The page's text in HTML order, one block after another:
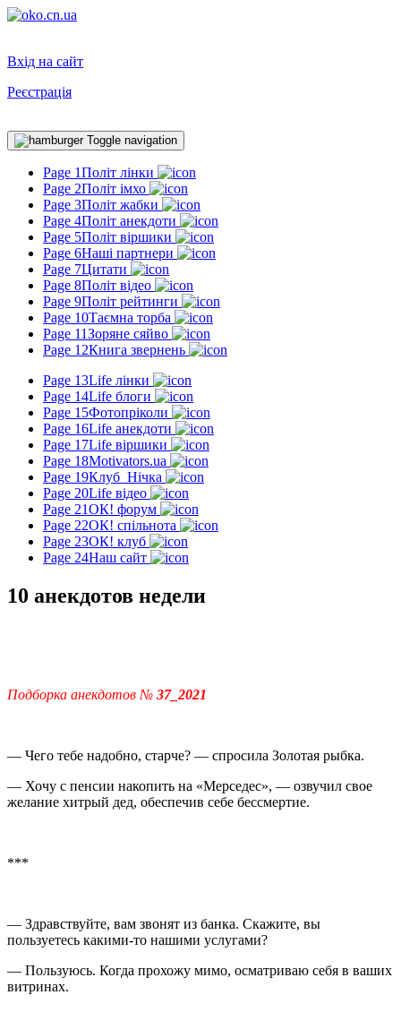
Вхід на сайт
Реєстрація
Toggle navigation
Page 1Політ лінки
Page 2Політ імхо
Page 3Політ жабки
Page 4Політ анекдоти
Page 5Політ віршики
Page 6Наші партнери
Page 7Цитати
Page 8Політ відео
Page 9Політ рейтинги
Page 10Таємна торба
Page 11Зоряне сяйво
Page 12Книга звернень
Page 13Life лінки
Page 14Life блоги
Page 15Фотопріколи
Page 16Life анекдоти
Page 17Life віршики
Page 18Motivators.ua
Page 19Клуб_Нічка
Page 20Life відео
Page 21ОК! форум
Page 22ОК! спільнота
Page 23ОК! клуб
Page 24Наш сайт
10 анекдотов недели
Подборка анекдотов № 37_2021
— Чего тебе надобно, старче? — спросила Золотая рыбка.
— Хочу с пенсии накопить на «Мерседес», — озвучил свое
желание хитрый дед, обеспечив себе бессмертие.
***
— Здравствуйте, вам звонят из банка. Скажите, вы
пользуетесь какими-то нашими услугами?
— Пользуюсь. Когда прохожу мимо, осматриваю себя в ваших
витринах.